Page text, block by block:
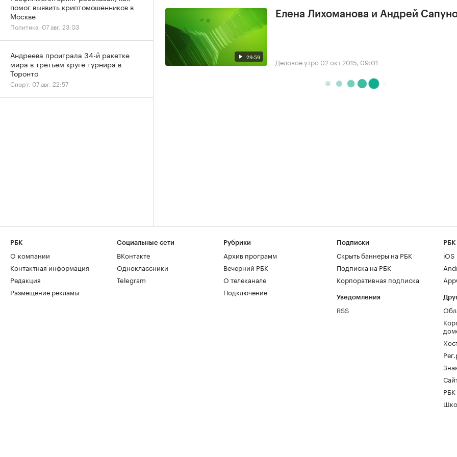
29:59
Елена Лихоманова и Андрей
Деловое утро 02 окт 2015, 09:01
помог выявить криптомошенников в
Москве
Политика, 07 авг, 23:03
Андреева проиграла 34-й ракетке
мира в третьем круге турнира в
Торонто
Спорт, 07 авг, 22:57
РБК
О компании
Контактная информация
Редакция
Размещение рекламы
Социальные сети
ВКонтакте
Одноклассники
Telegram
Рубрики
Архив программ
Вечерний РБК
О телеканале
Подключение
Подписки
Скрыть баннеры на РБК
Подписка на РБК
Корпоративная подписка
Уведомления
RSS
РБК
iOS